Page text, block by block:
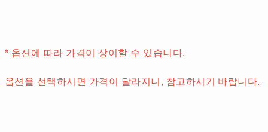
* 옵션에 따라 가격이 상이할 수 있습니다.
옵션을 선택하시면 가격이 달라지니, 참고하시기 바랍니다.